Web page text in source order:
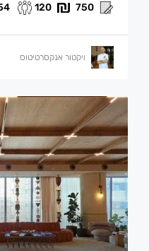
750
120
ויקטור אנקסרטיטוס